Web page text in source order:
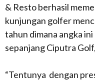
& Resto berhasil
kunjungan golfer
tahun dimana angka
sepanjang Ciputra
“Tentunya dengan